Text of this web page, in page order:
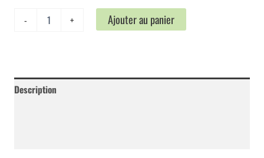
actuel
est :
-
505
-
+ Ajouter au panier
Description